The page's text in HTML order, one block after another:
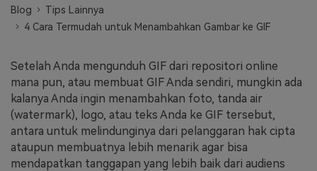
FAQs Hubungi Kami
Tips & Tutorial AI
Postingan Terbaru
Jelajahi Lebih Banyak >>
Blog
Tips Lainnya
4 Cara Termudah untuk Menambahkan Gambar ke GIF
Setelah Anda mengunduh GIF dari repositori online
mana pun, atau membuat GIF Anda sendiri, mungkin ada
kalanya Anda ingin menambahkan foto, tanda air
(watermark), logo, atau teks Anda ke GIF tersebut,
antara untuk melindunginya dari pelanggaran hak cipta
ataupun membuatnya lebih menarik agar bisa
mendapatkan tanggapan yang lebih baik dari audiens